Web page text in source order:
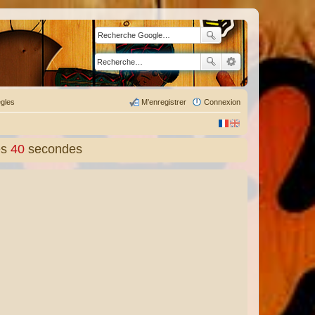
Connexion
M’enregistrer
41 secondes